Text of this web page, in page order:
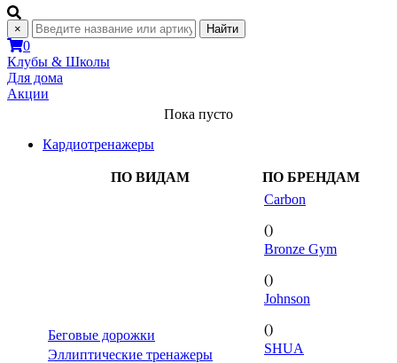
× Найти
0
Клубы & Школы
Для дома
Акции
Пока пусто
Кардиотренажеры
ПО ВИДАМ ПО БРЕНДАМ
Беговые дорожки
Эллиптические тренажеры
Carbon
()
Bronze Gym
()
Johnson
()
SHUA